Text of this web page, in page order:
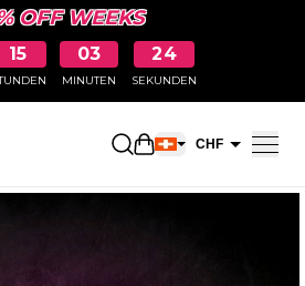
OFF WEEKS
15 03
MINUTEN
24
SEKUNDEN
Einkaufswagen
CHF